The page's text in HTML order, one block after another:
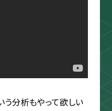
う分析もやって欲しい